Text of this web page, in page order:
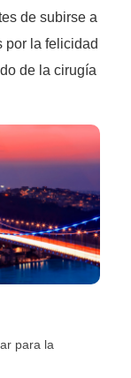
de subirse a
por la felicidad
de la cirugía
para la